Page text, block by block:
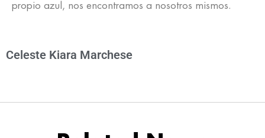
propio azul, nos encontramos a nosotros mismos.
Celeste Kiara Marchese